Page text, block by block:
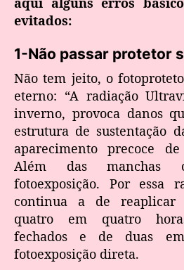
evitados:
1-Não passar protetor
Não tem jeito, o
eterno: “A radiação
inverno, provoca danos
estrutura de sustentação
aparecimento precoce
Além das manchas
fotoexposição. Por essa
continua a de reaplicar
quatro em quatro
fechados e de duas
fotoexposição direta.